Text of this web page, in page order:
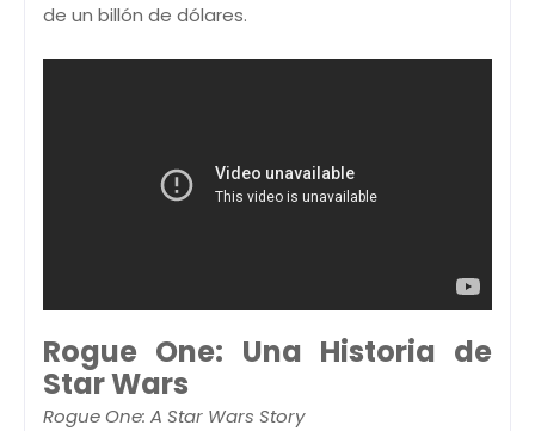
de un billón de dólares.
Rogue One: Una Historia de
Star Wars
Rogue One: A Star Wars Story